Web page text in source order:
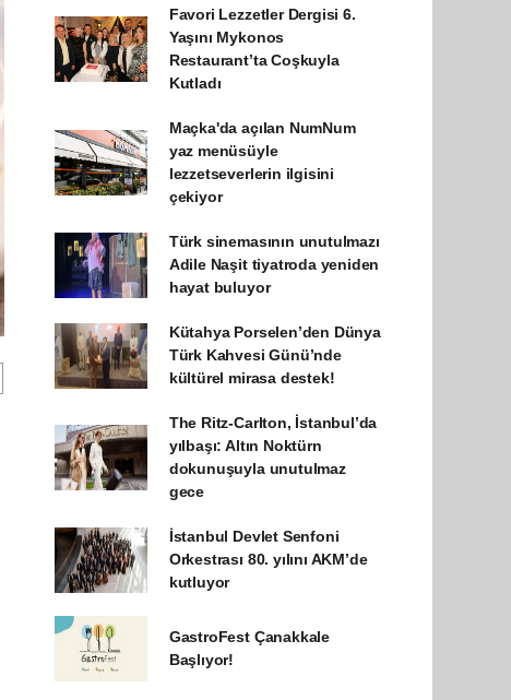
Favori Lezzetler Dergisi 6.
Yaşını Mykonos
Restaurant’ta Coşkuyla
Kutladı
Maçka'da açılan NumNum
yaz menüsüyle
lezzetseverlerin ilgisini
çekiyor
Türk sinemasının unutulmazı
Adile Naşit tiyatroda yeniden
hayat buluyor
Kütahya Porselen’den Dünya
Türk Kahvesi Günü’nde
kültürel mirasa destek!
The Ritz-Carlton, İstanbul’da
yılbaşı: Altın Noktürn
dokunuşuyla unutulmaz
gece
İstanbul Devlet Senfoni
Orkestrası 80. yılını AKM’de
kutluyor
GastroFest Çanakkale
Başlıyor!